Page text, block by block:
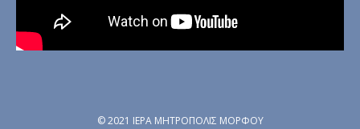
© 2021 ΙΕΡΑ ΜΗΤΡΟΠΟΛΙΣ ΜΟΡΦΟΥ